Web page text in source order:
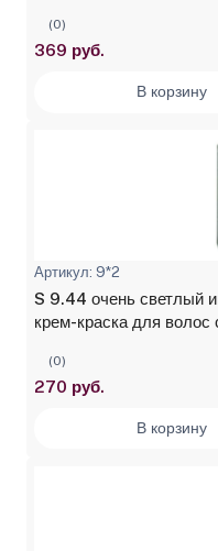
(0)
369 руб.
В корзину
Артикул: 9*2
S 9.44 очень светлый
крем-краска для
(0)
270 руб.
В корзину